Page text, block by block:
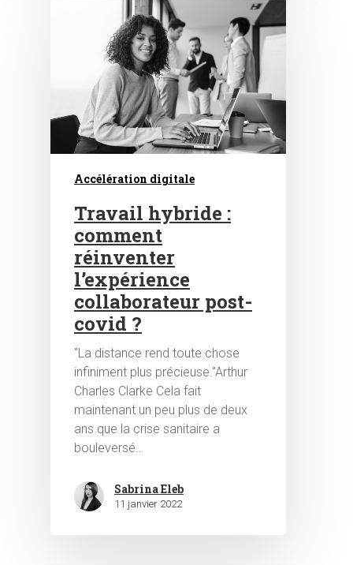
Accélération digitale
Travail hybride :
comment
réinventer
l’expérience
collaborateur post-
covid ?
"La distance rend toute chose
infiniment plus précieuse."Arthur
Charles Clarke Cela fait
maintenant un peu plus de deux
ans que la crise sanitaire a
bouleversé…
Sabrina Eleb
11 janvier 2022